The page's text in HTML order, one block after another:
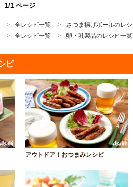
1/1 ページ
全レシピ一覧
さつま揚げボールのレ
全レシピ一覧 卵・乳製品のレシピ一覧
ピ
アウトドア！おつまみレシピ